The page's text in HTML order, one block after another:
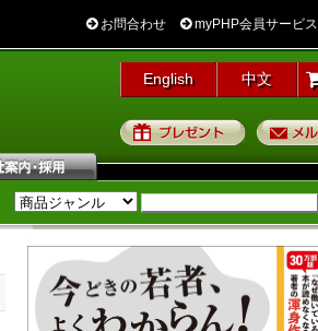
お問合わせ myPHP会員サービス
English 中文
プレゼント